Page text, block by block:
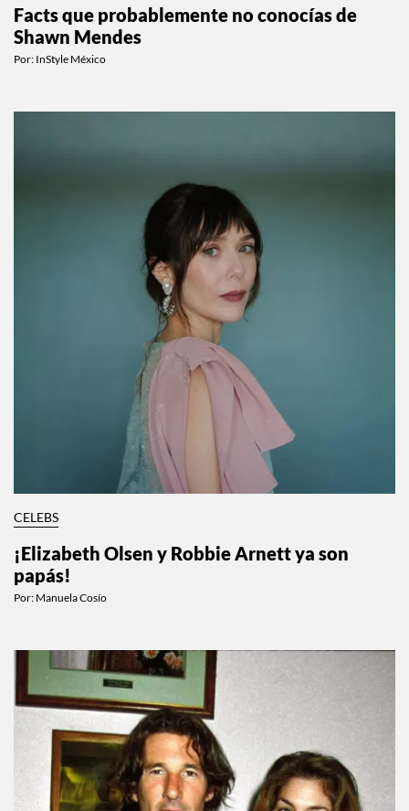
Facts que probablemente no conocías de
Shawn Mendes
Por: InStyle México
CELEBS
¡Elizabeth Olsen y Robbie Arnett ya son
papás!
Por: Manuela Cosío